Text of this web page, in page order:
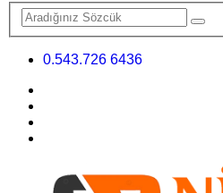
0.543.726 6436